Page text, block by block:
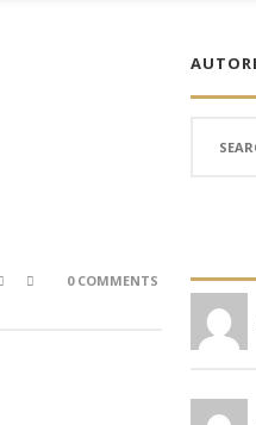
0 COMMENTS
AUTORI